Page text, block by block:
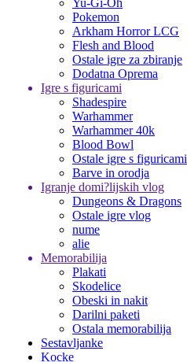
Yu-Gi-Oh
Pokemon
Arkham Horror LCG
Flesh and Blood
Ostale igre za zbiranje
Dodatna Oprema
Igre s figuricami
Shadespire
Warhammer
Warhammer 40k
Blood Bowl
Ostale igre s figuricami
Barve in orodja
Igranje domi?lijskih vlog
Dungeons & Dragons
Ostale igre vlog
nume
alie
Memorabilija
Plakati
Skodelice
Obeski in nakit
Darilni paketi
Ostala memorabilija
Sestavljanke
Kocke